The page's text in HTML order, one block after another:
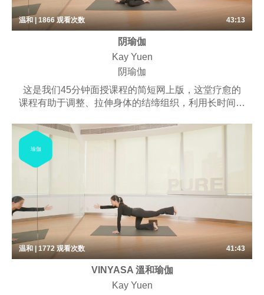
温和 | 1866观看次数 43:13
阴瑜伽
Kay Yuen
阴瑜伽
这是我们45分钟面授课程的简短网上版，这堂疗愈的
课程有助于调整、拉伸身体的结缔组织，利用长时间停
力。课程可能包含些许呼吸练习、梵唱，以及冥想。
适合不想费力，又能达到伸展效果的练习者。
瑜伽
温和 | 1772观看次数 41:43
VINYASA 溫和瑜伽
Kay Yuen